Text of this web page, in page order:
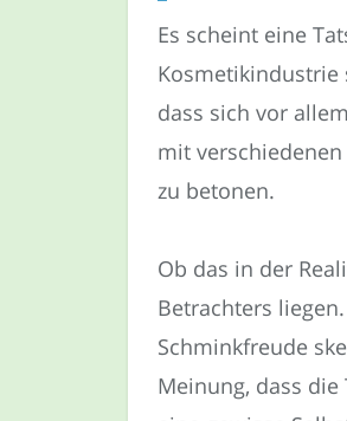
Es scheint eine
Kosmetikindustrie
dass sich vor
mit
zu betonen.
Ob das in der
Betrachters
Schminkfreude
Meinung, dass